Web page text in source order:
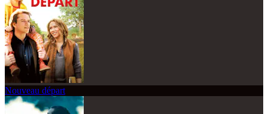
Nouveau départ